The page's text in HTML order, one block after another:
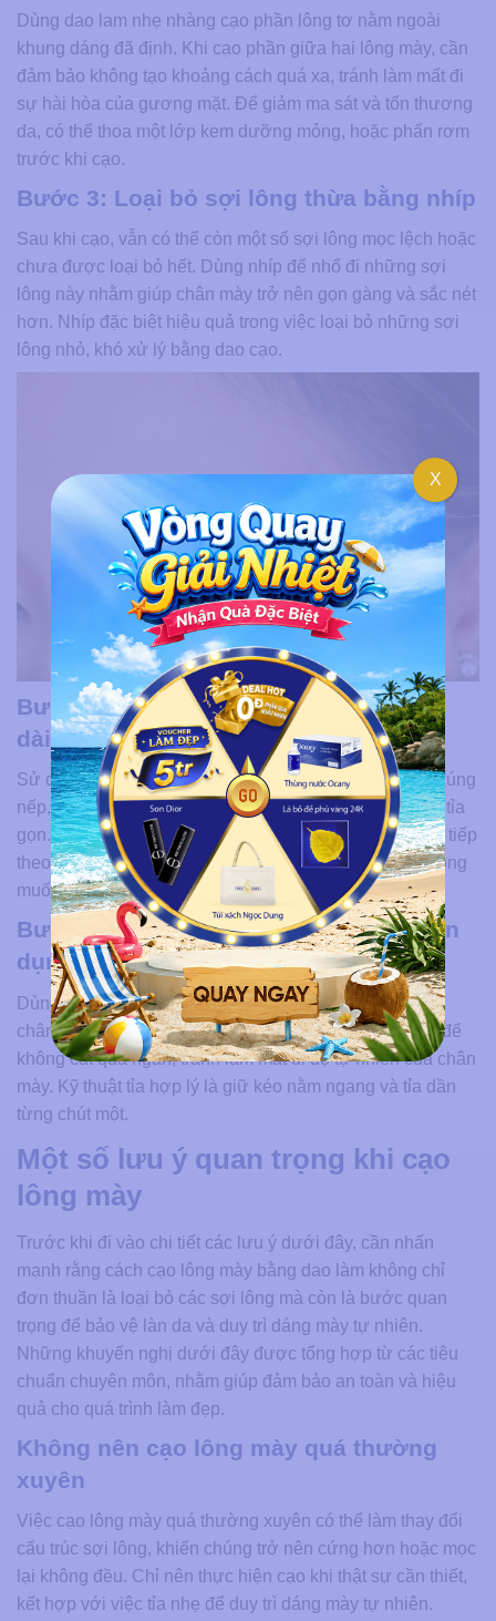
Dùng dao lam nhẹ nhàng cạo phần lông tơ nằm ngoài
khung dáng đã định. Khi cạo phần giữa hai lông mày, cần
đảm bảo không tạo khoảng cách quá xa, tránh làm mất đi
sự hài hòa của gương mặt. Để giảm ma sát và tổn thương
da, có thể thoa một lớp kem dưỡng mỏng, hoặc phấn rơm
trước khi cạo.
Bước 3: Loại bỏ sợi lông thừa bằng nhíp
Sau khi cạo, vẫn có thể còn một số sợi lông mọc lệch hoặc
chưa được loại bỏ hết. Dùng nhíp để nhổ đi những sợi
lông này nhằm giúp chân mày trở nên gọn gàng và sắc nét
hơn. Nhíp đặc biệt hiệu quả trong việc loại bỏ những sợi
lông nhỏ, khó xử lý bằng dao cạo.
Bước 4: Chải lông mày để kiểm tra độ
dài
Sử dụng chổi chải lông mày để đưa các sợi lông vào đúng
nếp, giúp bạn nhận diện được những sợi lông dài cần tỉa
gọn. Nếu lông mày quá dài, có thể cần thực hiện bước tiếp
theo để cắt tỉa sao cho phù hợp với dáng chân mày mong
muốn.
Bước 5: Tỉa lông mày bằng kéo chuyên
dụng
Dùng kéo nhỏ để tỉa bớt những sợi lông quá dài, giúp
chân mày trở nên gọn gàng hơn. Khi tỉa, cần cẩn thận để
không cắt quá ngắn, tránh làm mất đi độ tự nhiên của chân
mày. Kỹ thuật tỉa hợp lý là giữ kéo nằm ngang và tỉa dần
từng chút một.
Một số lưu ý quan trọng khi cạo
lông mày
Trước khi đi vào chi tiết các lưu ý dưới đây, cần nhấn
mạnh rằng cách cạo lông mày bằng dao làm không chỉ
đơn thuần là loại bỏ các sợi lông mà còn là bước quan
trọng để bảo vệ làn da và duy trì dáng mày tự nhiên.
Những khuyến nghị dưới đây được tổng hợp từ các tiêu
chuẩn chuyên môn, nhằm giúp đảm bảo an toàn và hiệu
quả cho quá trình làm đẹp.
Không nên cạo lông mày quá thường
xuyên
Việc cạo lông mày quá thường xuyên có thể làm thay đổi
cấu trúc sợi lông, khiến chúng trở nên cứng hơn hoặc mọc
lại không đều. Chỉ nên thực hiện cạo khi thật sự cần thiết,
kết hợp với việc tỉa nhẹ để duy trì dáng mày tự nhiên.
X